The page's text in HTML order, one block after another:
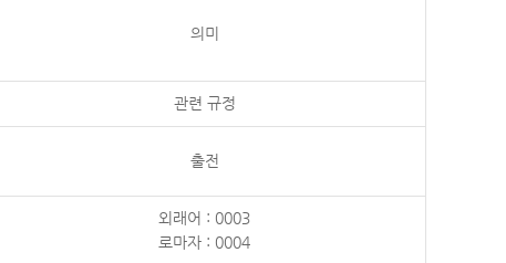
의미
관련 규정
출전
외래어 : 0003
로마자 : 0004